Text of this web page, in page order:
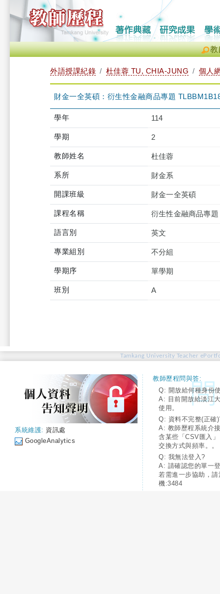
教
外語授課紀錄 杜佳蓉 TU, CHIA-JUNG 個人
財金一全英碩：衍生性金融商品專題
學年 114
學期 2
教師姓名 杜佳蓉
系所 財金系
開課班級 財金一全英碩
課程名稱 衍生性金融商品專題
語言別 英文
專業組別 不分組
學期序 單學期
班別 A
Tamkang University Teacher
系統維護: 資訊處
GoogleAnalytics
教師歷程問與答:
Q: 開放給何種身份
A: 目前開放給淡江
使用。
Q: 資料不完整(正確
A: 教師歷程系統介
含某些「CSV匯入
交換方式與頻率。。
Q: 我無法登入?
A: 請確認您的單一
若需進一步協助，
機:3484